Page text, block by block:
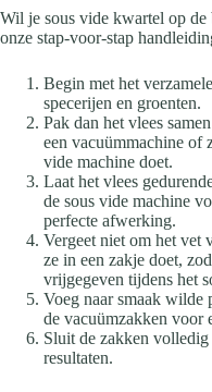
Wil je sous vide kwartel op de
onze stap-voor-stap
Begin met het
specerijen en groenten.
Pak dan het vlees
een vacuümmachine of
vide machine doet.
Laat het vlees
de sous vide machine
perfecte afwerking.
Vergeet niet om het vet
ze in een zakje doet,
vrijgegeven tijdens het
Voeg naar smaak wilde
de vacuümzakken voor
Sluit de zakken volledig
resultaten.